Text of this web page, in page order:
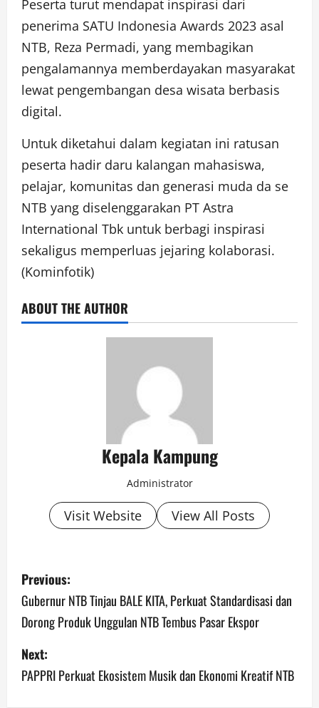
Peserta turut mendapat inspirasi dari
penerima SATU Indonesia Awards 2023 asal
NTB, Reza Permadi, yang membagikan
pengalamannya memberdayakan masyarakat
lewat pengembangan desa wisata berbasis
digital.
Untuk diketahui dalam kegiatan ini ratusan
peserta hadir daru kalangan mahasiswa,
pelajar, komunitas dan generasi muda da se
NTB yang diselenggarakan PT Astra
International Tbk untuk berbagi inspirasi
sekaligus memperluas jejaring kolaborasi.
(Kominfotik)
ABOUT THE AUTHOR
Kepala Kampung
Administrator
Visit Website View All Posts
P
o
s
t
n
Previous:
Gubernur NTB Tinjau BALE KITA, Perkuat Standardisasi dan
Dorong Produk Unggulan NTB Tembus Pasar Ekspor
Next:
PAPPRI Perkuat Ekosistem Musik dan Ekonomi Kreatif NTB